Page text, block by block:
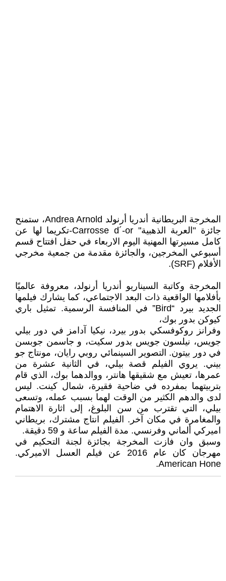
المخرجة البريطانية أندريا أرنولد Andrea Arnold، ستمنح
جائزة "العربة الذهبية" Carrosse d´-or-تكريما لها عن
كامل مسيرتها المهنية اليوم الاربعاء في حفل افتتاح قسم
أسبوعي المخرجين، والجائزة مقدمة من جمعية مخرجي
الأفلام (SRF).
المخرجة وكاتبة السيناريو أندريا أرنولد، معروفة عالميًا
بأفلامها الواقعية ذات البعد الاجتماعي، كما يشارك فيلمها
الجديد بيرد “Bird” في المنافسة الرسمية. تمثيل باري
كيوكن بدور بوك،
وفرانز روكوفسكي بدور بيرد، نيكيا آدامز في دور بيلي
جويس، نيلسون جويس بدور سكيت، و جاسمن جوبسن
في دور بيتون. التصوير السينمائي روبي رايان، مونتاج جو
بيني. يروي الفيلم قصة بيلي، في الثانية عشرة من
عمرها، تعيش مع شقيقها هانتر، ووالدهما بوك، الذي قام
بتربيتهما بمفرده في ضاحية فقيرة، شمال كينت. ليس
لدى والدهم الكثير من الوقت لهما بسبب عمله، وتسعى
بيلي، التي تقترب من سن البلوغ، إلى اثارة الاهتمام
والمغامرة في مكان آخر. الفيلم انتاج مشترك، بريطاني
اميركي ألماني وفرنسي. مدة الفيلم ساعة و 59 دقيقة.
وسبق وان فازت المخرجة بجائزة لجنة التحكيم في
مهرجان كان عام 2016 عن فيلم العسل الاميركي.
American Hone.